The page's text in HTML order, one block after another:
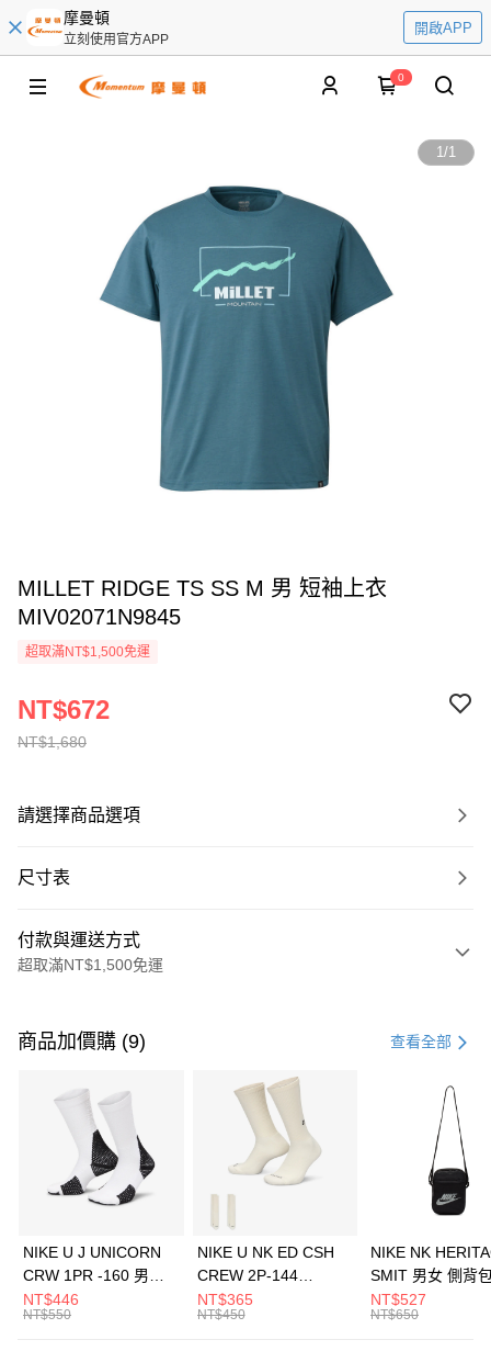
摩曼頓
立刻使用官方APP
開啟APP
0
1/1
MILLET RIDGE TS SS M 男 短袖上衣
MIV02071N9845
超取滿NT$1,500免運
NT$1,680
NT$672
請選擇商品選項
尺寸表
付款與運送方式
超取滿NT$1,500免運
信用卡一次付款
3 期 0 利率 每期 21家銀行
合作金庫商業銀行
第一商業銀行
華南商業銀行
彰化商業銀行
上海商業儲蓄銀行
元大商業銀行
Apple Pay
全盈+PAY
AFTEE先享後付
商品加價購 (9) 查看全部
NIKE U J UNICORN
CRW 1PR -160 男女
中統襪 FZ3393100
NT$446
NT$550
NIKE U NK ED CSH
CREW 2P-144
EMBRDY 男女 短統襪
FZ3073133
NT$365
NT$450
NIKE NK
SMIT 男女 側背
BA5871010
NT$527
NT$650